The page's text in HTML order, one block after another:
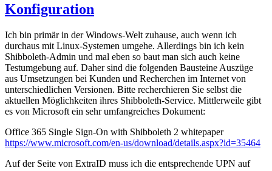
Konfiguration
Ich bin primär in der Windows-Welt zuhause, auch wenn ich
durchaus mit Linux-Systemen umgehe. Allerdings bin ich kein
Shibboleth-Admin und mal eben so baut man sich auch keine
Testumgebung auf. Daher sind die folgenden Bausteine Auszüge
aus Umsetzungen bei Kunden und Recherchen im Internet von
unterschiedlichen Versionen. Bitte recherchieren Sie selbst die
aktuellen Möglichkeiten ihres Shibboleth-Service. Mittlerweile gibt
es von Microsoft ein sehr umfangreiches Dokument:
Office 365 Single Sign-On with Shibboleth 2 whitepaper
https://www.microsoft.com/en-us/download/details.aspx?id=35464
Auf der Seite von ExtraID muss ich die entsprechende UPN auf